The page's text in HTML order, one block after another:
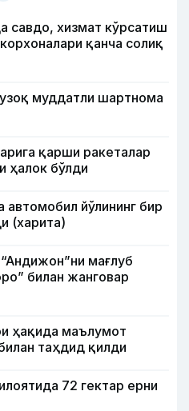
савдо, хизмат кўрсатиш
қанча солиқ
муддатли шартнома
қарши ракеталар
ҳалок бўлди
йўлининг бир
(харита)
мағлуб
билан жанговар
ҳақида маълумот
таҳдид қилди
72 гектар ерни